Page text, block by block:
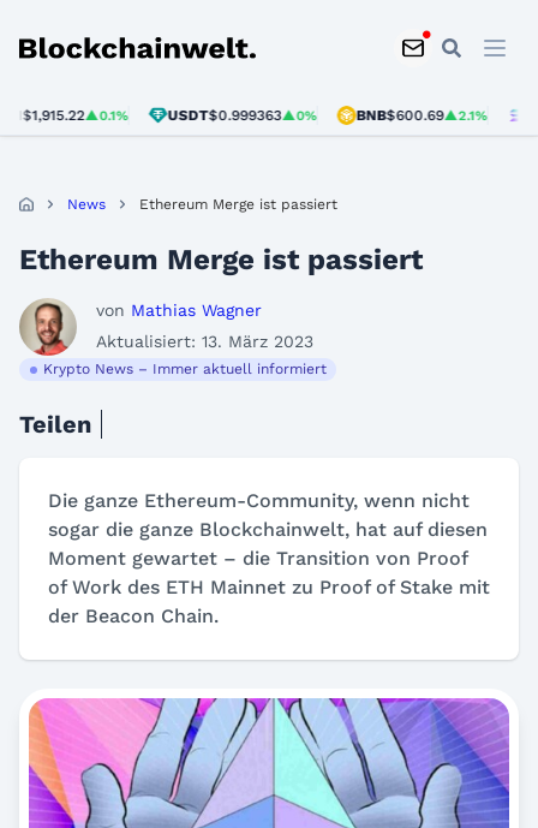
Blockchainwelt
▲0.1% USDT$0.999363▲0% BNB$600.69▲2.1% SOL
News Ethereum Merge ist passiert
Ethereum Merge ist passiert
von Mathias Wagner
Aktualisiert: 13. März 2023
Krypto News – Immer aktuell informiert
Teilen
Die ganze Ethereum-Community, wenn nicht
sogar die ganze Blockchainwelt, hat auf diesen
Moment gewartet – die Transition von Proof
of Work des ETH Mainnet zu Proof of Stake mit
der Beacon Chain.